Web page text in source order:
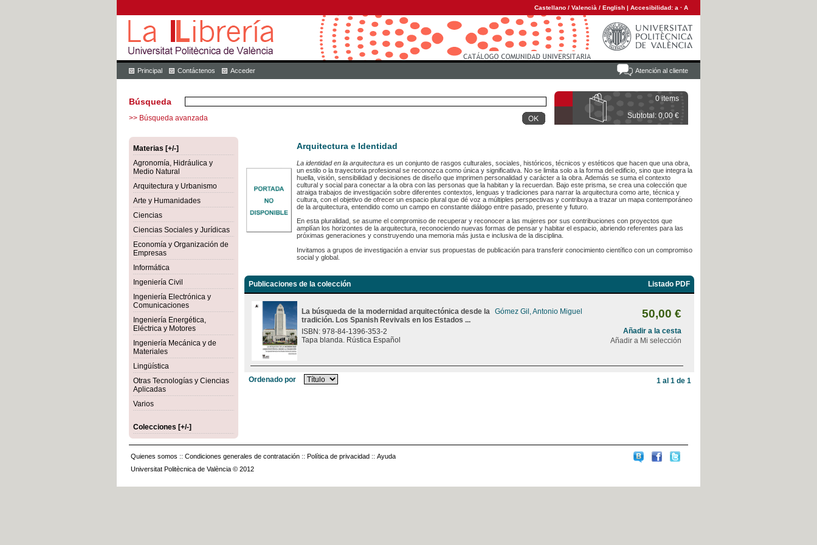
Castellano / Valencià / English | Accesibilidad: a · A
Atención al cliente
Principal Contáctenos Acceder
0 items
Subtotal: 0,00 €
Búsqueda
>> Búsqueda avanzada
Materias [+/-]
Agronomía, Hidráulica y
Medio Natural
Arquitectura y Urbanismo
Arte y Humanidades
Ciencias
Ciencias Sociales y Jurídicas
Economía y Organización de
Empresas
Informática
Ingeniería Civil
Ingeniería Electrónica y
Comunicaciones
Ingeniería Energética,
Eléctrica y Motores
Ingeniería Mecánica y de
Materiales
Lingüística
Otras Tecnologías y Ciencias
Aplicadas
Varios
Colecciones [+/-]
Arquitectura e Identidad
La identidad en la arquitectura es un conjunto de rasgos culturales, sociales, históricos, técnicos y estéticos que hacen que una obra,
un estilo o la trayectoria profesional se reconozca como única y significativa. No se limita solo a la forma del edificio, sino que integra la
huella, visión, sensibilidad y decisiones de diseño que imprimen personalidad y carácter a la obra. Además se suma el contexto
cultural y social para conectar a la obra con las personas que la habitan y la recuerdan. Bajo este prisma, se crea una colección que
atraiga trabajos de investigación sobre diferentes contextos, lenguas y tradiciones para narrar la arquitectura como arte, técnica y
cultura, con el objetivo de ofrecer un espacio plural que dé voz a múltiples perspectivas y contribuya a trazar un mapa contemporáneo
de la arquitectura, entendido como un campo en constante diálogo entre pasado, presente y futuro.
En esta pluralidad, se asume el compromiso de recuperar y reconocer a las mujeres por sus contribuciones con proyectos que
amplían los horizontes de la arquitectura, reconociendo nuevas formas de pensar y habitar el espacio, abriendo referentes para las
próximas generaciones y construyendo una memoria más justa e inclusiva de la disciplina.
Invitamos a grupos de investigación a enviar sus propuestas de publicación para transferir conocimiento científico con un compromiso
social y global.
Publicaciones de la colección Listado PDF
La búsqueda de la modernidad arquitectónica desde la
tradición. Los Spanish Revivals en los Estados ...
ISBN: 978-84-1396-353-2
Tapa blanda. Rústica Español
Gómez Gil, Antonio Miguel 50,00 €
Añadir a la cesta
Añadir a Mi selección
Ordenado por 1 al 1 de 1
Quienes somos :: Condiciones generales de contratación :: Política de privacidad :: Ayuda
Universitat Politècnica de València © 2012